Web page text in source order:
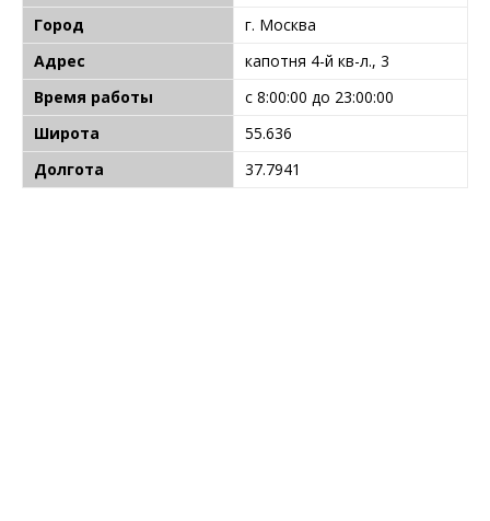
Город
г. Москва
Адрес
капотня 4-й кв-л., 3
Время работы
с 8:00:00 до 23:00:00
Широта
55.636
Долгота
37.7941